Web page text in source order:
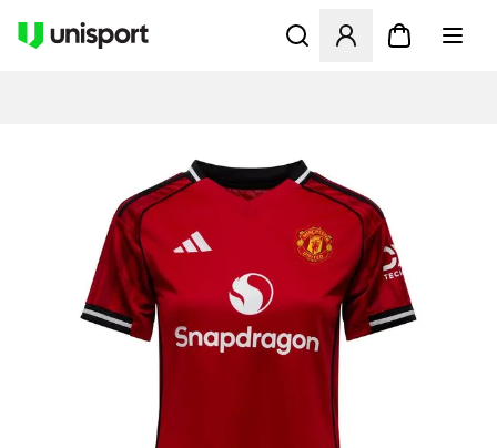
Åpner en Modal for å